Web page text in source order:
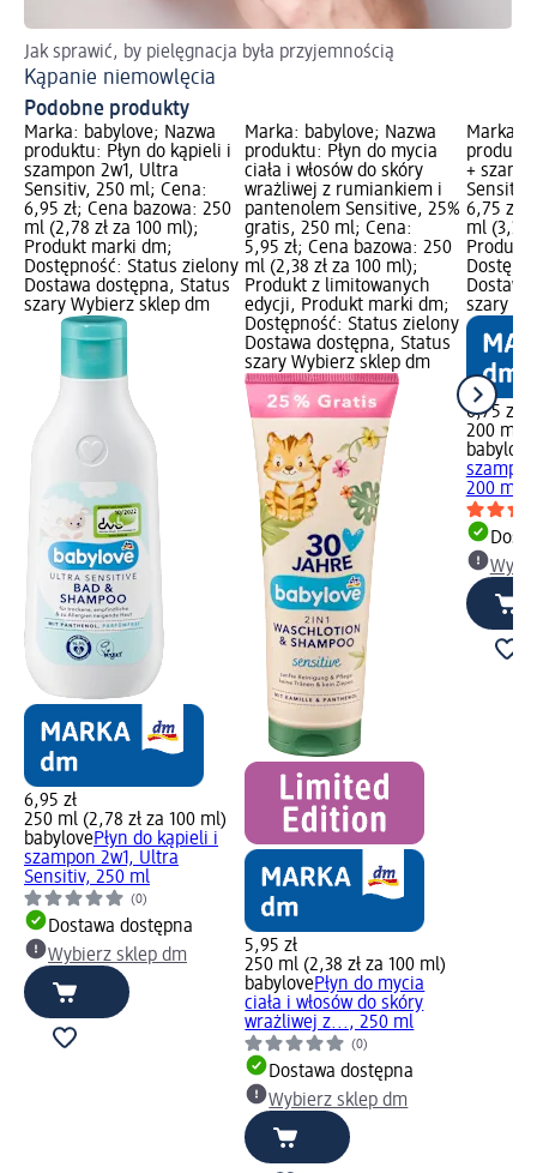
Jak sprawić, by pielęgnacja była przyjemnością
Kąpanie niemowlęcia
Podobne produkty
Marka: babylove; Nazwa
produktu: Płyn do kąpieli i
szampon 2w1, Ultra
Sensitiv, 250 ml; Cena:
6,95 zł; Cena bazowa: 250
ml (2,78 zł za 100 ml);
Produkt marki dm;
Dostępność: Status zielony
Dostawa dostępna, Status
szary Wybierz sklep dm
6,95 zł
250 ml (2,78 zł za 100 ml)
babylovePłyn do kąpieli i
szampon 2w1, Ultra
Sensitiv, 250 ml
(0)
Dostawa dostępna
Wybierz sklep dm
Marka: babylove; Nazwa
produktu: Płyn do mycia
ciała i włosów do skóry
wrażliwej z rumiankiem i
pantenolem Sensitive, 25%
gratis, 250 ml; Cena:
5,95 zł; Cena bazowa: 250
ml (2,38 zł za 100 ml);
Produkt z limitowanych
edycji, Produkt marki dm;
Dostępność: Status zielony
Dostawa dostępna, Status
szary Wybierz sklep dm
5,95 zł
250 ml (2,38 zł za 100 ml)
babylovePłyn do mycia
ciała i włosów do skóry
wrażliwej z..., 250 ml
(0)
Dostawa dostępna
Wybierz sklep dm
Marka:
+
6,75 zł;
ml (3,38
Produkt
szary
6,75 zł
200 ml
babylove
200 ml